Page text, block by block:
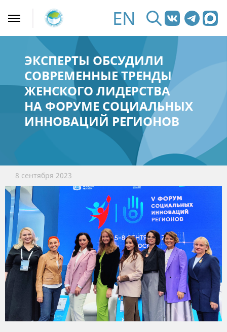
EN
ЭКСПЕРТЫ ОБСУДИЛИ
СОВРЕМЕННЫЕ ТРЕНДЫ
ЖЕНСКОГО ЛИДЕРСТВА
НА ФОРУМЕ СОЦИАЛЬНЫХ
ИННОВАЦИЙ РЕГИОНОВ
8 сентября 2023